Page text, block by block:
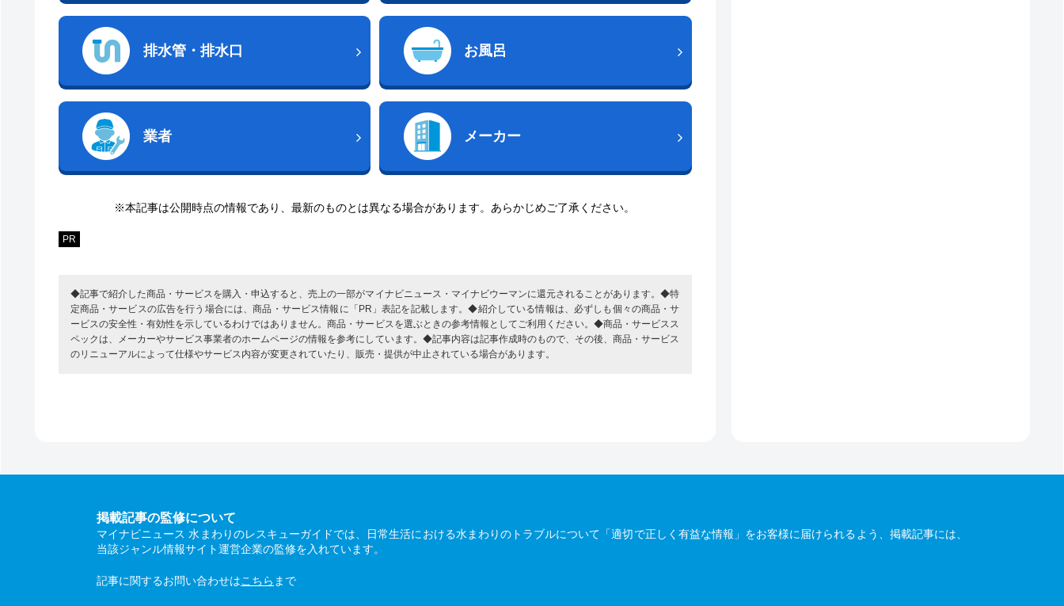
排水管・排水口 お風呂
業者 メーカー
※本記事は公開時点の情報であり、最新のものとは異なる場合があります。あらかじめご了承ください。
PR
◆記事で紹介した商品・サービスを購入・申込すると、売上の一部がマイナビニュース・マイナビウーマンに還元されることがあります。◆特
定商品・サービスの広告を行う場合には、商品・サービス情報に「PR」表記を記載します。◆紹介している情報は、必ずしも個々の商品・サ
ービスの安全性・有効性を示しているわけではありません。商品・サービスを選ぶときの参考情報としてご利用ください。◆商品・サービスス
ペックは、メーカーやサービス事業者のホームページの情報を参考にしています。◆記事内容は記事作成時のもので、その後、商品・サービス
のリニューアルによって仕様やサービス内容が変更されていたり、販売・提供が中止されている場合があります。
掲載記事の監修について
マイナビニュース 水まわりのレスキューガイドでは、日常生活における水まわりのトラブルについて「適切で正しく有益な情報」をお客様に届けられるよう、掲載記事には、
当該ジャンル情報サイト運営企業の監修を入れています。
記事に関するお問い合わせはこちら まで